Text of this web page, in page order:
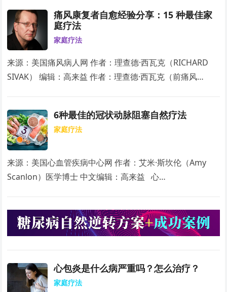
痛风康复者自愈经验分享：15 种最佳家
庭疗法
家庭疗法
来源：美国痛风病人网 作者：理查德·西瓦克（RICHARD
SIVAK） 编辑：高来益 作者：理查德·西瓦克（前痛风…
6种最佳的冠状动脉阻塞自然疗法
家庭疗法
来源：美国心血管疾病中心网 作者：艾米·斯坎伦（Amy
Scanlon）医学博士 中文编辑：高来益 心…
心包炎是什么病严重吗？怎么治疗？
家庭疗法